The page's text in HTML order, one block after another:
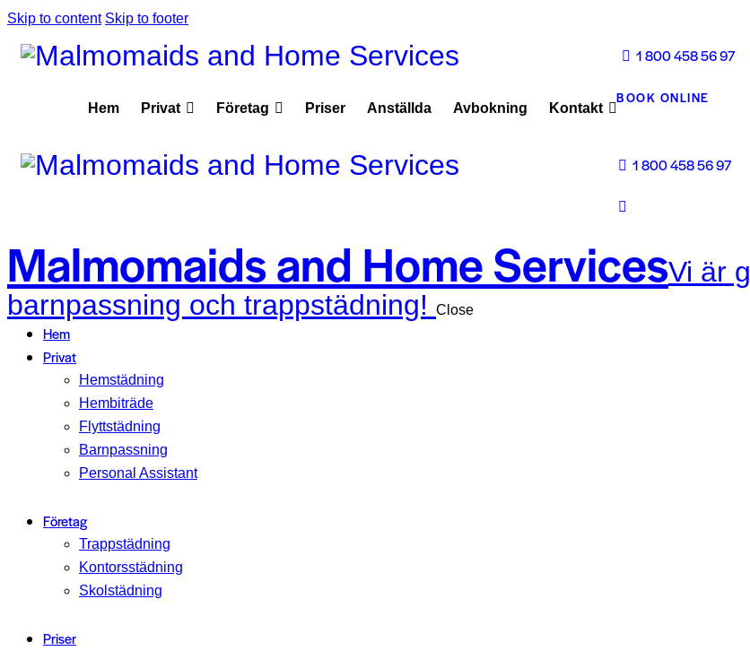
Skip to content Skip to footer
Hem Privat Företag Priser Anställda Avbokning Kontakt
1 800 458 56 97
BOOK ONLINE
1 800 458 56 97
Malmomaids and Home ServicesVi är
barnpassning och trappstädning!
Close
Hem
Privat
Hemstädning
Hembiträde
Flyttstädning
Barnpassning
Personal Assistant
Företag
Trappstädning
Kontorsstädning
Skolstädning
Priser